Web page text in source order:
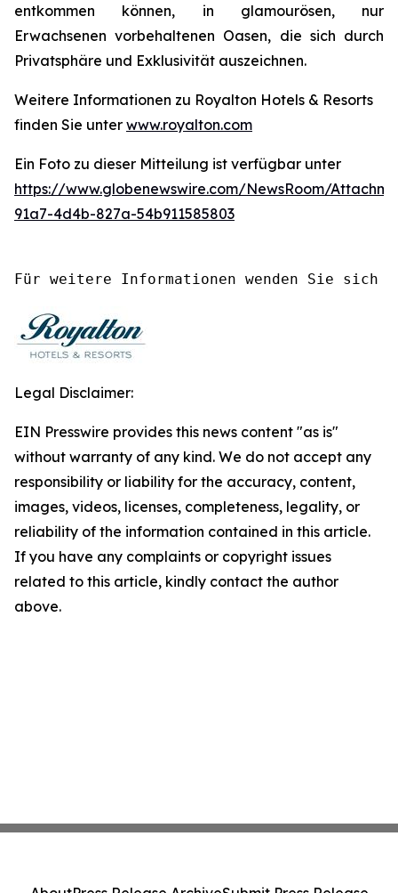
entkommen können, in glamourösen, nur
Erwachsenen vorbehaltenen Oasen, die sich durch
Privatsphäre und Exklusivität auszeichnen.
Weitere Informationen zu Royalton Hotels & Resorts
finden Sie unter www.royalton.com
Ein Foto zu dieser Mitteilung ist verfügbar unter
https://www.globenewswire.com/NewsRoom/
91a7-4d4b-827a-54b911585803
Für weitere Informationen wenden Sie sich
Legal Disclaimer:
EIN Presswire provides this news content "as is"
without warranty of any kind. We do not accept any
responsibility or liability for the accuracy, content,
images, videos, licenses, completeness, legality, or
reliability of the information contained in this article.
If you have any complaints or copyright issues
related to this article, kindly contact the author
above.